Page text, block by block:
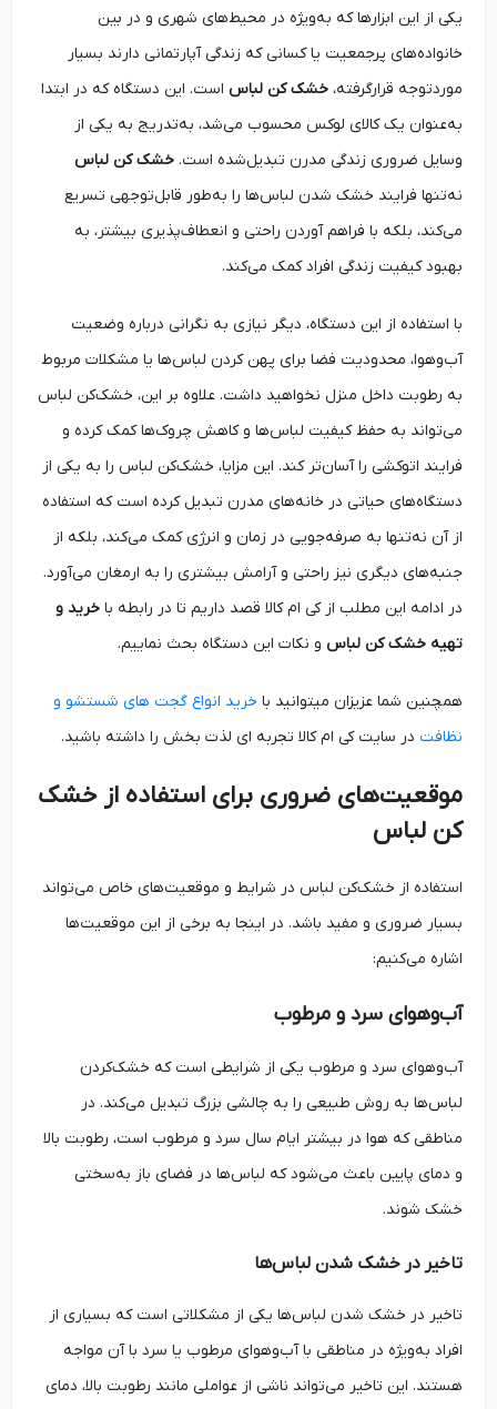
یکی از این ابزارها که به‌ویژه در محیط‌های شهری و در بین
خانواده‌های پرجمعیت یا کسانی که زندگی آپارتمانی دارند بسیار
موردتوجه قرارگرفته،خشک ‌کن لباساست. این دستگاه که در ابتدا
به‌عنوان یک کالای لوکس محسوب می‌شد، به‌تدریج به یکی از
وسایل ضروری زندگی مدرن تبدیل‌شده است.خشک‌ کن لباس
نه‌تنها فرایند خشک شدن لباس‌ها را به‌طور قابل‌توجهی تسریع
می‌کند، بلکه با فراهم آوردن راحتی و انعطاف‌پذیری بیشتر، به
بهبود کیفیت زندگی افراد کمک می‌کند.
با استفاده از این دستگاه، دیگر نیازی به نگرانی درباره وضعیت
آب‌وهوا، محدودیت فضا برای پهن کردن لباس‌ها یا مشکلات مربوط
به رطوبت داخل منزل نخواهید داشت. علاوه بر این، خشک‌کن لباس
می‌تواند به حفظ کیفیت لباس‌ها و کاهش چروک‌ها کمک کرده و
فرایند اتوکشی را آسان‌تر کند. این مزایا، خشک‌کن لباس را به یکی از
دستگاه‌های حیاتی در خانه‌های مدرن تبدیل کرده است که استفاده
از آن نه‌تنها به صرفه‌جویی در زمان و انرژی کمک می‌کند، بلکه از
جنبه‌های دیگری نیز راحتی و آرامش بیشتری را به ارمغان می‌آورد.
در ادامه این مطلب از کی ام کالا قصد داریم تا در رابطه باخرید و
تهیه خشک کن لباسو نکات این دستگاه بحث نماییم.
همچنین شما عزیزان میتوانید باخرید انواع گجت های شستشو و
نظافتدر سایت کی ام کالا تجربه ای لذت بخش را داشته باشید.
موقعیت‌های ضروری برای استفاده از خشک
کن لباس
استفاده از خشک‌کن لباس در شرایط و موقعیت‌های خاص می‌تواند
بسیار ضروری و مفید باشد. در اینجا به برخی از این موقعیت‌ها
اشاره می‌کنیم:
آب‌وهوای سرد و مرطوب
آب‌وهوای سرد و مرطوب یکی از شرایطی است که خشک‌کردن
لباس‌ها به روش طبیعی را به چالشی بزرگ تبدیل می‌کند. در
مناطقی که هوا در بیشتر ایام سال سرد و مرطوب است، رطوبت بالا
و دمای پایین باعث می‌شود که لباس‌ها در فضای باز به‌سختی
خشک شوند.
تاخیر در خشک شدن لباس‌ها
تاخیر در خشک شدن لباس‌ها یکی از مشکلاتی است که بسیاری از
افراد به‌ویژه در مناطقی با آب‌وهوای مرطوب یا سرد با آن مواجه
هستند. این تاخیر می‌تواند ناشی از عواملی مانند رطوبت بالا، دمای